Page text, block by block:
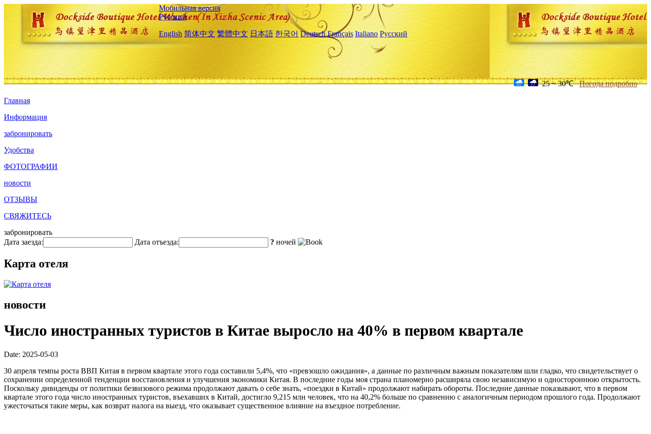
Мобильная версия
Русский
English 简体中文 繁體中文 日本語 한국어 Deutsch Français Italiano Русский
25 ~ 30℃ Погода подробно
Главная
Информация
забронировать
Удобства
ФОТОГРАФИИ
новости
ОТЗЫВЫ
СВЯЖИТЕСЬ
забронировать
Дата заезда:
Дата отъезда: ? ночей
Карта отеля
новости
Число иностранных туристов в Китае выросло на 40% в первом квартале
Date: 2025-05-03
30 апреля темпы роста ВВП Китая в первом квартале этого года составили 5,4%, что «превзошло ожидания», а данные по различным важным показателям шли гладко, что свидетельствует о
сохранении определенной тенденции восстановления и улучшения экономики Китая. В последние годы моя страна планомерно расширяла свою независимую и одностороннюю открытость.
Поскольку дивиденды от политики безвизового режима продолжают давать о себе знать, «поездки в Китай» продолжают набирать обороты. Последние данные показывают, что в первом
квартале этого года число иностранных туристов, въехавших в Китай, достигло 9,215 млн человек, что на 40,2% больше по сравнению с аналогичным периодом прошлого года. Продолжают
ужесточаться такие меры, как возврат налога на выезд, что оказывает существенное влияние на въездное потребление.